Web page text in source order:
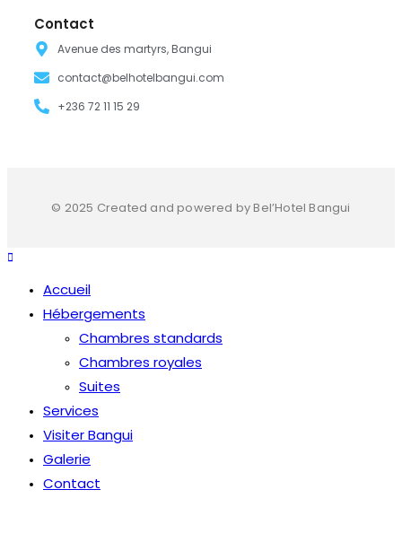
Contact
Avenue des martyrs, Bangui
contact@belhotelbangui.com
+236 72 11 15 29
© 2025 Created and powered by Bel’Hotel Bangui
Accueil
Hébergements
Chambres standards
Chambres royales
Suites
Services
Visiter Bangui
Galerie
Contact